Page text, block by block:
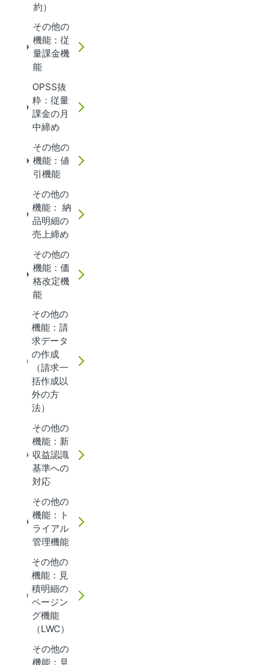
約）
その他の
機能：従
量課金機
能
OPSS抜
粋：従量
課金の月
中締め
その他の
機能：値
引機能
その他の
機能： 納
品明細の
売上締め
その他の
機能：価
格改定機
能
その他の
機能：請
求データ
の作成
（請求一
括作成以
外の方
法）
その他の
機能：新
収益認識
基準への
対応
その他の
機能：ト
ライアル
管理機能
その他の
機能：見
積明細の
ページン
グ機能
（LWC）
その他の
機能：見